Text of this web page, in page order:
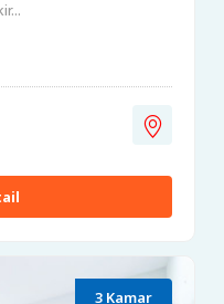
3 Kamar